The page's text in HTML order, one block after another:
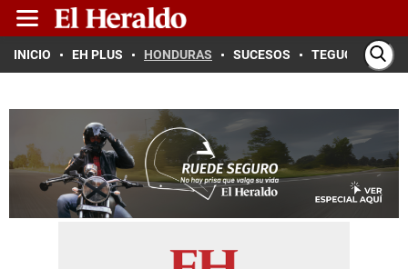
INICIO EH PLUS HONDURAS SUCESOS TEGUCIGALPA